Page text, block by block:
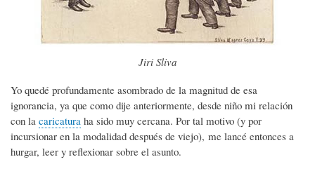
Jiri Sliva
Yo quedé profundamente asombrado de la magnitud de esa
ignorancia, ya que como dije anteriormente, desde niño mi relación
con la caricatura ha sido muy cercana. Por tal motivo (y por
incursionar en la modalidad después de viejo), me lancé entonces a
hurgar, leer y reflexionar sobre el asunto.